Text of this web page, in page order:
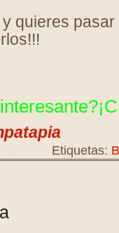
quieres
Etiquetas: